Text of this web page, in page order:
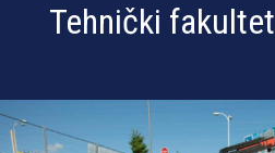
Tehnički fakultet